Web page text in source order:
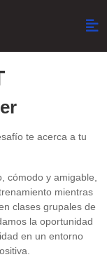
te acerca a tu
cómodo y amigable,
mientras
clases grupales de
la oportunidad
en un entorno